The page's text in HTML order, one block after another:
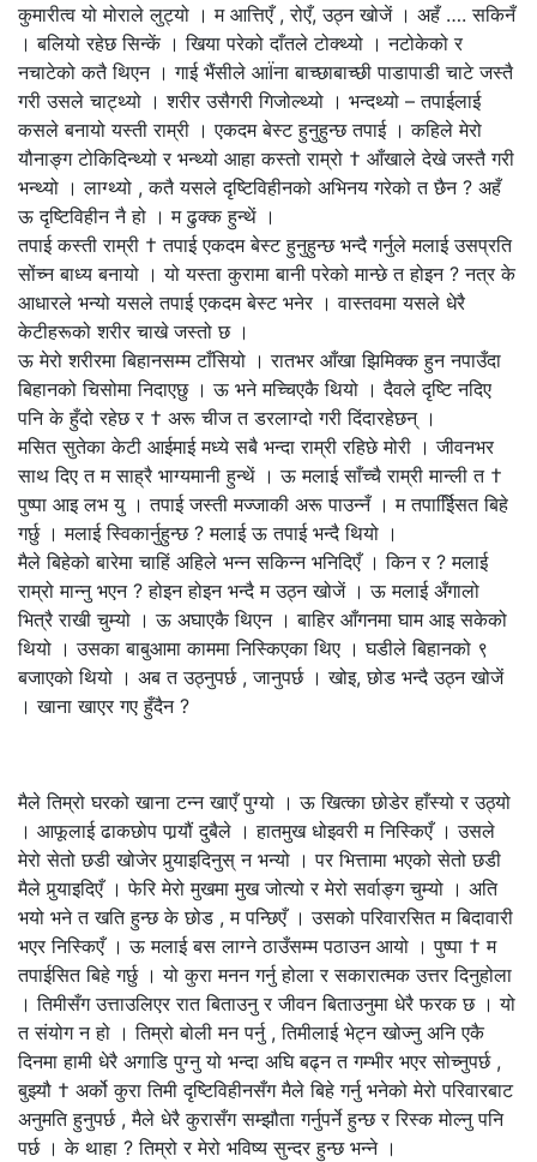
कुमारीत्व यो मोराले लुट्यो । म आत्तिएँ , रोएँ, उठ्न खोजें । अहँ …. सकिनँ
। बलियो रहेछ सिन्कें । खिया परेको दाँतले टोक्थ्यो । नटोकेको र
नचाटेको कतै थिएन । गाई भैंसीले आÏना बाच्छाबाच्छी पाडापाडी चाटे जस्तै
गरी उसले चाट्थ्यो । शरीर उसैगरी गिजोल्थ्यो । भन्दथ्यो – तपाईलाई
कसले बनायो यस्ती राम्री । एकदम बेस्ट हुनुहुन्छ तपाई । कहिले मेरो
यौनाङ्ग टोकिदिन्थ्यो र भन्थ्यो आहा कस्तो राम्रो † आँखाले देखे जस्तै गरी
भन्थ्यो । लाग्थ्यो , कतै यसले दृष्टिविहीनको अभिनय गरेको त छैन ? अहँ
ऊ दृष्टिविहीन नै हो । म ढुक्क हुन्थें ।
तपाई कस्ती राम्री † तपाई एकदम बेस्ट हुनुहुन्छ भन्दै गर्नुले मलाई उसप्रति
सोंच्न बाध्य बनायो । यो यस्ता कुरामा बानी परेको मान्छे त होइन ? नत्र के
आधारले भन्यो यसले तपाई एकदम बेस्ट भनेर । वास्तवमा यसले धेरै
केटीहरूको शरीर चाखे जस्तो छ ।
ऊ मेरो शरीरमा बिहानसम्म टाँसियो । रातभर आँखा झिमिक्क हुन नपाउँदा
बिहानको चिसोमा निदाएछु । ऊ भने मच्चिएकै थियो । दैवले दृष्टि नदिए
पनि के हुँदो रहेछ र † अरू चीज त डरलाग्दो गरी दिंदारहेछन् ।
मसित सुतेका केटी आईमाई मध्ये सबै भन्दा राम्री रहिछे मोरी । जीवनभर
साथ दिए त म साह्रै भाग्यमानी हुन्थें । ऊ मलाई साँच्चै राम्री मान्ली त †
पुष्पा आइ लभ यु । तपाई जस्ती मज्जाकी अरू पाउन्नँ । म तपाईििसत बिहे
गर्छु । मलाई स्विकार्नुहुन्छ ? मलाई ऊ तपाई भन्दै थियो ।
मैले बिहेको बारेमा चाहिं अहिले भन्न सकिन्न भनिदिएँ । किन र ? मलाई
राम्रो मान्नु भएन ? होइन होइन भन्दै म उठ्न खोजें । ऊ मलाई अँगालो
भित्रै राखी चुम्यो । ऊ अघाएकै थिएन । बाहिर आँगनमा घाम आइ सकेको
थियो । उसका बाबुआमा काममा निस्किएका थिए । घडीले बिहानको ९
बजाएको थियो । अब त उठ्नुपर्छ , जानुपर्छ । खोइ, छोड भन्दै उठ्न खोजें
। खाना खाएर गए हुँदैन ?
मैले तिम्रो घरको खाना टन्न खाएँ पुग्यो । ऊ खित्का छोडेर हाँस्यो र उठ्यो
। आफूलाई ढाकछोप पार्‍यौं दुबैले । हातमुख धोइवरी म निस्किएँ । उसले
मेरो सेतो छडी खोजेर पुर्‍याइदिनुस् न भन्यो । पर भित्तामा भएको सेतो छडी
मैले पुर्‍याइदिएँ । फेरि मेरो मुखमा मुख जोत्यो र मेरो सर्वाङ्ग चुम्यो । अति
भयो भने त खति हुन्छ के छोड , म पन्छिएँ । उसको परिवारसित म बिदावारी
भएर निस्किएँ । ऊ मलाई बस लाग्ने ठाउँसम्म पठाउन आयो । पुष्पा † म
तपाईसित बिहे गर्छु । यो कुरा मनन गर्नु होला र सकारात्मक उत्तर दिनुहोला
। तिमीसँग उत्ताउलिएर रात बिताउनु र जीवन बिताउनुमा धेरै फरक छ । यो
त संयोग न हो । तिम्रो बोली मन पर्नु , तिमीलाई भेट्न खोज्नु अनि एकै
दिनमा हामी धेरै अगाडि पुग्नु यो भन्दा अघि बढ्न त गम्भीर भएर सोच्नुपर्छ ,
बुझ्यौ † अर्को कुरा तिमी दृष्टिविहीनसँग मैले बिहे गर्नु भनेको मेरो परिवारबाट
अनुमति हुनुपर्छ , मैले धेरै कुरासँग सम्झौता गर्नुपर्ने हुन्छ र रिस्क मोल्नु पनि
पर्छ । के थाहा ? तिम्रो र मेरो भविष्य सुन्दर हुन्छ भन्ने ।